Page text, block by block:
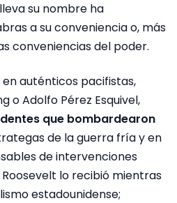
su nombre ha
a su conveniencia o, más
conveniencias del poder.
auténticos pacifistas,
o Adolfo Pérez Esquivel,
que bombardearon
de la guerra fría y en
de intervenciones
lo recibió mientras
estadounidense;